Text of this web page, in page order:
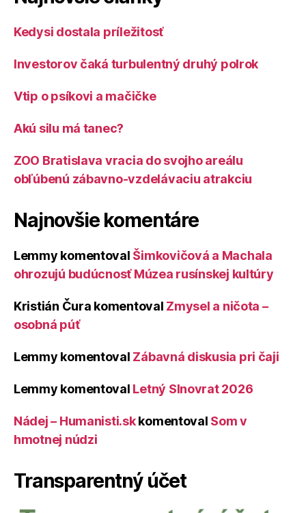
Kedysi dostala príležitosť
Investorov čaká turbulentný druhý polrok
Vtip o psíkovi a mačičke
Akú silu má tanec?
ZOO Bratislava vracia do svojho areálu
obľúbenú zábavno-vzdelávaciu atrakciu
Najnovšie komentáre
Lemmy komentoval Šimkovičová a Machala
ohrozujú budúcnosť Múzea rusínskej kultúry
Kristián Čura komentoval Zmysel a ničota –
osobná púť
Lemmy komentoval Zábavná diskusia pri čaji
Lemmy komentoval Letný Slnovrat 2026
Nádej – Humanisti.skkomentoval Som v
hmotnej núdzi
Transparentný účet